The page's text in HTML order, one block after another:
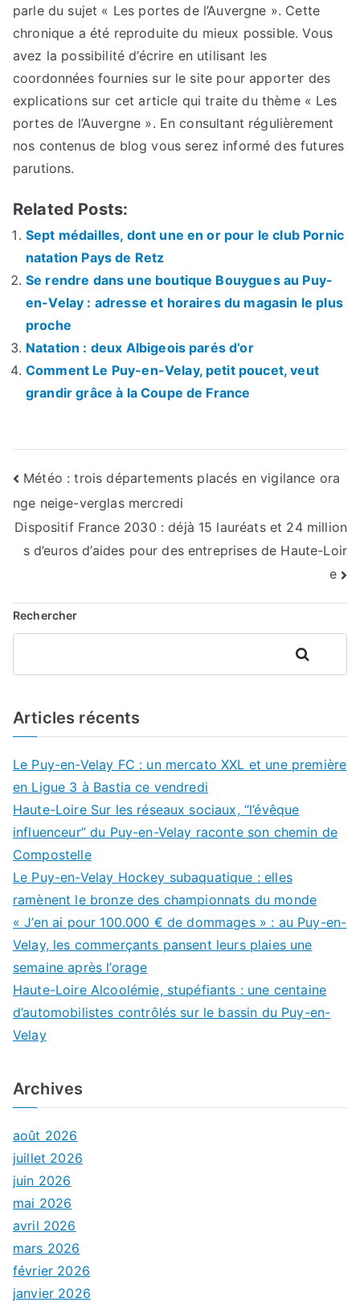
parle du sujet « Les portes de l’Auvergne ». Cette
chronique a été reproduite du mieux possible. Vous
avez la possibilité d’écrire en utilisant les
coordonnées fournies sur le site pour apporter des
explications sur cet article qui traite du thème « Les
portes de l’Auvergne ». En consultant régulièrement
nos contenus de blog vous serez informé des futures
parutions.
Related Posts:
Sept médailles, dont une en or pour le club Pornic
natation Pays de Retz
Se rendre dans une boutique Bouygues au Puy-
en-Velay : adresse et horaires du magasin le plus
proche
Natation : deux Albigeois parés d’or
Comment Le Puy-en-Velay, petit poucet, veut
grandir grâce à la Coupe de France
Navigation
de
l’article
Météo : trois départements placés en vigilance ora
nge neige-verglas mercredi
Dispositif France 2030 : déjà 15 lauréats et 24 million
s d’euros d’aides pour des entreprises de Haute-Loir
e
Rechercher
Rechercher
Articles récents
Le Puy-en-Velay FC : un mercato XXL et une première
en Ligue 3 à Bastia ce vendredi
Haute-Loire Sur les réseaux sociaux, “l’évêque
influenceur” du Puy-en-Velay raconte son chemin de
Compostelle
Le Puy-en-Velay Hockey subaquatique : elles
ramènent le bronze des championnats du monde
« J’en ai pour 100.000 € de dommages » : au Puy-en-
Velay, les commerçants pansent leurs plaies une
semaine après l’orage
Haute-Loire Alcoolémie, stupéfiants : une centaine
d’automobilistes contrôlés sur le bassin du Puy-en-
Velay
Archives
août 2026
juillet 2026
juin 2026
mai 2026
avril 2026
mars 2026
février 2026
janvier 2026